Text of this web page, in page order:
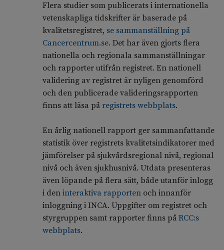
Flera studier som publicerats i internationella
vetenskapliga tidskrifter är baserade på
kvalitetsregistret, se sammanställning på
Cancercentrum.se. Det har även gjorts flera
nationella och regionala sammanställningar
och rapporter utifrån registret. En nationell
validering av registret är nyligen genomförd
och den publicerade valideringsrapporten
finns att läsa på registrets webbplats.
En årlig nationell rapport ger sammanfattande
statistik över registrets kvalitetsindikatorer med
jämförelser på sjukvårdsregional nivå, regional
nivå och även sjukhusnivå. Utdata presenteras
även löpande på flera sätt, både utanför inlogg
i den interaktiva rapportenoch innanför
inloggning i INCA. Uppgifter om registret och
styrgruppen samt rapporter finns på RCC:s
webbplats.